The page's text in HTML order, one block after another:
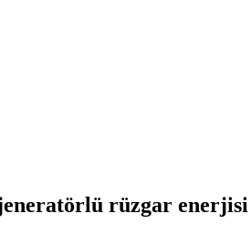
rüzgar enerjisi